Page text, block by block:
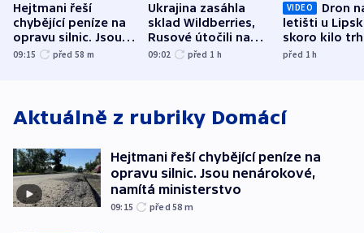
Hejtmani řeší
chybějící peníze na
opravu silnic. Jsou
nenárokové, namítá
09:15 před 58 m
Ukrajina zasáhla
sklad Wildberries,
Rusové útočili na
trh, hasiče či
09:02 před 1 h
VIDEO
Dron
letišti u
skoro kilo
indicie
před 1h
Aktuálně z rubriky Domácí
Hejtmani řeší chybějící peníze na
opravu silnic. Jsou nenárokové,
namítá ministerstvo
09:15 před 58 m